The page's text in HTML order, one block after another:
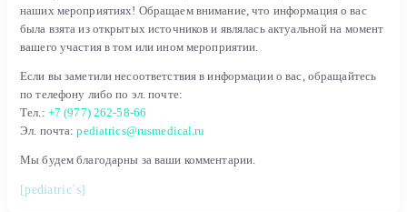
наших мероприятиях! Обращаем внимание, что информация о вас
была взята из открытых источников и являлась актуальной на момент
вашего участия в том или ином мероприятии.
Если вы заметили несоответствия в информации о вас, обращайтесь
по телефону либо по эл. почте:
Тел.: +7 (977) 262-58-66
Эл. почта:pediatrics@rusmedical.ru
Мы будем благодарны за ваши комментарии.
[pediatric`s]